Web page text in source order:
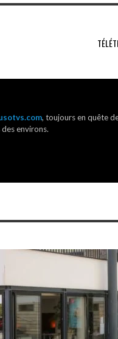
, toujours en quête
environs.